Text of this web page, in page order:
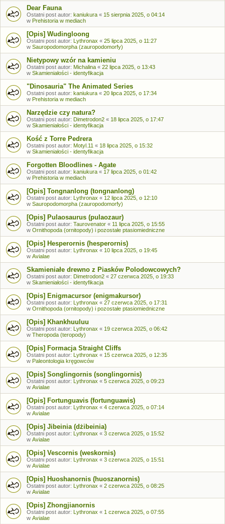
Dear Fauna
Ostatni post autor: kaniukura « 15 sierpnia 2025, o 04:14
w Prehistoria w mediach
[Opis] Wudingloong
Ostatni post autor: Lythronax « 25 lipca 2025, o 11:27
w Sauropodomorpha (zauropodomorfy)
Nietypowy wzór na kamieniu
Ostatni post autor: Michalina « 22 lipca 2025, o 13:43
w Skamieniałości - identyfikacja
"Dinosauria" The Animated Series
Ostatni post autor: kaniukura « 20 lipca 2025, o 17:34
w Prehistoria w mediach
Narzędzie czy natura?
Ostatni post autor: Dimetrodon2 « 18 lipca 2025, o 17:47
w Skamieniałości - identyfikacja
Kość z Torre Pedrera
Ostatni post autor: Motyl.11 « 18 lipca 2025, o 15:32
w Skamieniałości - identyfikacja
Forgotten Bloodlines - Agate
Ostatni post autor: kaniukura « 17 lipca 2025, o 01:42
w Prehistoria w mediach
[Opis] Tongnanlong (tongnanlong)
Ostatni post autor: Lythronax « 12 lipca 2025, o 12:10
w Sauropodomorpha (zauropodomorfy)
[Opis] Pulaosaurus (pulaozaur)
Ostatni post autor: Taurovenator « 11 lipca 2025, o 15:55
w Ornithopoda (ornitopody) i pozostałe ptasiomiedniczne
[Opis] Hesperornis (hesperornis)
Ostatni post autor: Lythronax « 10 lipca 2025, o 19:45
w Avialae
Skamieniałe drewno z Piasków Polodowcowych?
Ostatni post autor: Dimetrodon2 « 27 czerwca 2025, o 19:33
w Skamieniałości - identyfikacja
[Opis] Enigmacursor (enigmakursor)
Ostatni post autor: Lythronax « 27 czerwca 2025, o 17:31
w Ornithopoda (ornitopody) i pozostałe ptasiomiedniczne
[Opis] Khankhuuluu
Ostatni post autor: Lythronax « 19 czerwca 2025, o 06:42
w Theropoda (teropody)
[Opis] Formacja Straight Cliffs
Ostatni post autor: Lythronax « 15 czerwca 2025, o 12:35
w Paleontologia kręgowców
[Opis] Songlingornis (songlingornis)
Ostatni post autor: Lythronax « 5 czerwca 2025, o 09:23
w Avialae
[Opis] Fortunguavis (fortunguawis)
Ostatni post autor: Lythronax « 4 czerwca 2025, o 07:14
w Avialae
[Opis] Jibeinia (dżibeinia)
Ostatni post autor: Lythronax « 3 czerwca 2025, o 15:52
w Avialae
[Opis] Vescornis (weskornis)
Ostatni post autor: Lythronax « 3 czerwca 2025, o 15:51
w Avialae
[Opis] Huoshanornis (huoszanornis)
Ostatni post autor: Lythronax « 2 czerwca 2025, o 08:25
w Avialae
[Opis] Zhongjianornis
Ostatni post autor: Lythronax « 1 czerwca 2025, o 07:55
w Avialae